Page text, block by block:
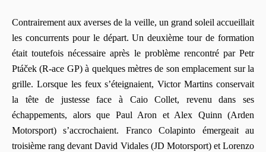
Contrairement aux averses de la veille, un grand soleil accueillait
les concurrents pour le départ. Un deuxième tour de formation
était toutefois nécessaire après le problème rencontré par Petr
Ptáček (R-ace GP) à quelques mètres de son emplacement sur la
grille. Lorsque les feux s’éteignaient, Victor Martins conservait
la tête de justesse face à Caio Collet, revenu dans ses
échappements, alors que Paul Aron et Alex Quinn (Arden
Motorsport) s’accrochaient. Franco Colapinto émergeait au
troisième rang devant David Vidales (JD Motorsport) et Lorenzo